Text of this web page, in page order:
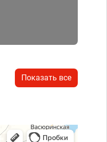
Показать все